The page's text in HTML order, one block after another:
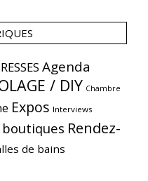
Agenda
/ DIY Chambre
Expos Interviews
Rendez-
de bains